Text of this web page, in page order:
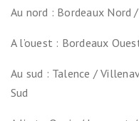
Au nord : Bordeaux Nord
A l’ouest : Bordeaux
Au sud : Talence /
Sud